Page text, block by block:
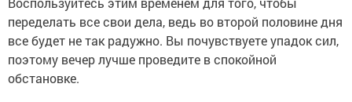
переделать все свои дела, ведь во второй половине дня
все будет не так радужно. Вы почувствуете упадок сил,
поэтому вечер лучше проведите в спокойной
обстановке.